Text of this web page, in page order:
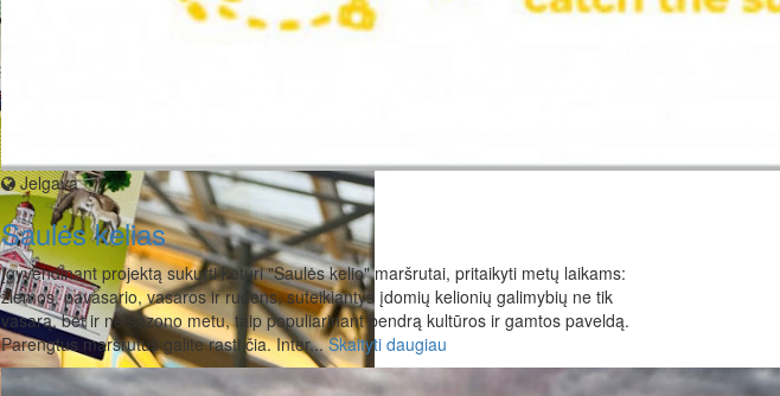
Jelgava
Saulės kelias
Įgyvendinant projektą sukurti keturi "Saulės kelio" maršrutai, pritaikyti metų laikams:
žiemos, pavasario, vasaros ir rudens, suteikiantys įdomių kelionių galimybių ne tik
vasarą, bet ir ne sezono metu, taip populiarinant bendrą kultūros ir gamtos paveldą.
Parengtus maršrutus galite rasti čia. Inter...Skaityti daugiau